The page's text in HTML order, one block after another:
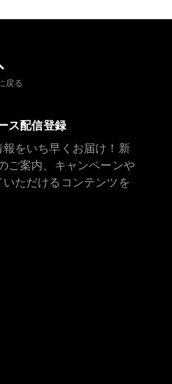
戻る
ス配信登録
をいち早くお届け！新
ご案内、キャンペーンや
ただけるコンテンツを